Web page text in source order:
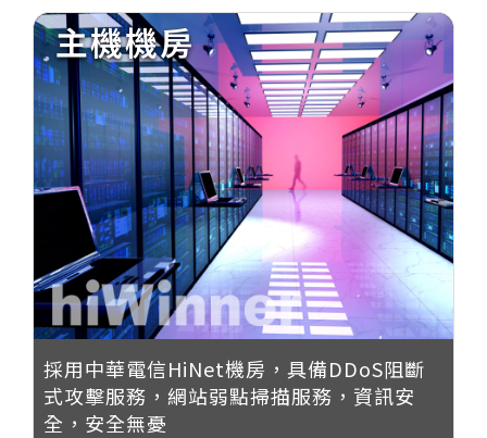
主機機房
採用中華電信HiNet機房，具備DDoS阻斷
式攻擊服務，網站弱點掃描服務，資訊安
全，安全無憂